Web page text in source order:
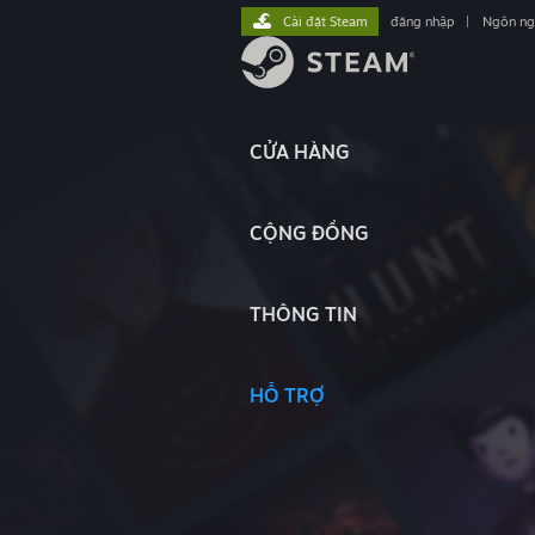
CỬA HÀNG
CỘNG ĐỒNG
THÔNG TIN
HỖ TRỢ
Cài đặt Steam đăng nhập Ngôn